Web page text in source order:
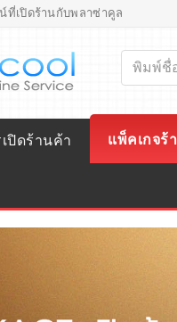
ที่เปิดร้านกับพลาซ่าคูล
ปิดร้านค้า แพ็คเกจร้